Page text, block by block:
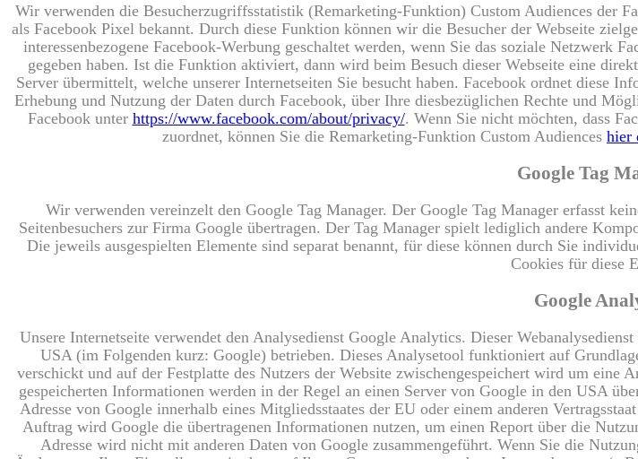
Wir verwenden die Besucherzugriffsstatistik (Remarketing-Funktion) Custom Audiences der
als Facebook Pixel bekannt. Durch diese Funktion können wir die Besucher der Webseite
interessenbezogene Facebook-Werbung geschaltet werden, wenn Sie das soziale Netzwerk
gegeben haben. Ist die Funktion aktiviert, dann wird beim Besuch dieser Webseite eine
Server übermittelt, welche unserer Internetseiten Sie besucht haben. Facebook ordnet diese
Erhebung und Nutzung der Daten durch Facebook, über Ihre diesbezüglichen Rechte und
Facebook unter https://www.facebook.com/about/privacy/. Wenn Sie nicht möchten, dass
zuordnet, können Sie die Remarketing-Funktion Custom Audiences hier
Google Tag
Wir verwenden vereinzelt den Google Tag Manager. Der Google Tag Manager erfasst
Seitenbesuchers zur Firma Google übertragen. Der Tag Manager spielt lediglich andere
Die jeweils ausgespielten Elemente sind separat benannt, für diese können durch Sie
Cookies für diese
Google
Unsere Internetseite verwendet den Analysedienst Google Analytics. Dieser
USA (im Folgenden kurz: Google) betrieben. Dieses Analysetool funktioniert auf
verschickt und auf der Festplatte des Nutzers der Website zwischengespeichert wird um
gespeicherten Informationen werden in der Regel an einen Server von Google in den USA
Adresse von Google innerhalb eines Mitgliedsstaates der EU oder einem anderen
Auftrag wird Google die übertragenen Informationen nutzen, um einen Report über die
Adresse wird nicht mit anderen Daten von Google zusammengeführt. Wenn Sie die